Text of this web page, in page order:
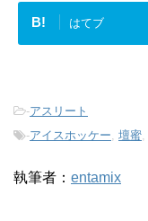
B! はてブ
-アスリート
-アイスホッケー 壇蜜
執筆者： entamix